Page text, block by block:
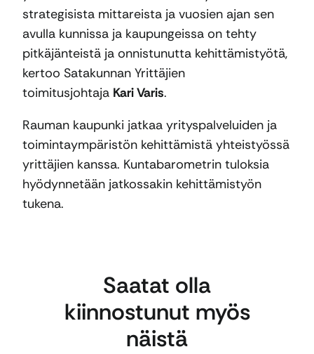
strategisista mittareista ja vuosien ajan sen
avulla kunnissa ja kaupungeissa on tehty
pitkäjänteistä ja onnistunutta kehittämistyötä,
kertoo Satakunnan Yrittäjien
toimitusjohtaja Kari Varis.
Rauman kaupunki jatkaa yrityspalveluiden ja
toimintaympäristön kehittämistä yhteistyössä
yrittäjien kanssa. Kuntabarometrin tuloksia
hyödynnetään jatkossakin kehittämistyön
tukena.
Saatat olla
kiinnostunut myös
näistä